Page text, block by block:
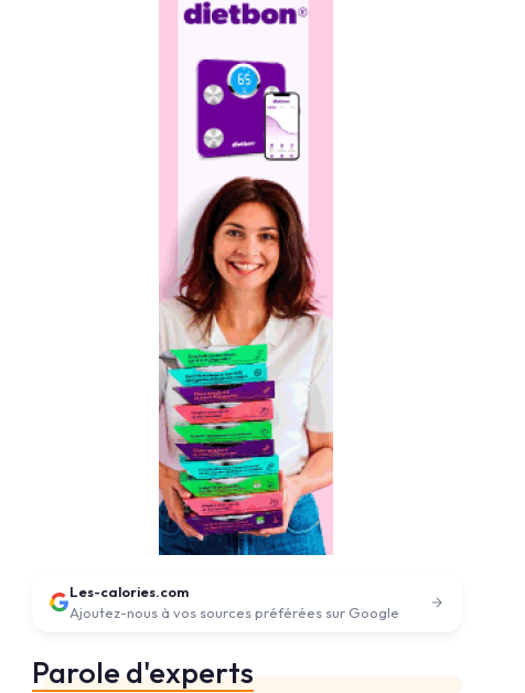
Les-calories.com
Ajoutez-nous à vos sources préférées sur Google
Parole d'experts